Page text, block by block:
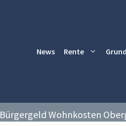
News Rente
Bürgergeld Wohnkosten